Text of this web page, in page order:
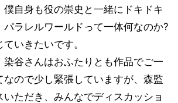
自身も役の崇史と一緒にドキドキ
パラレルワールドって一体何なのか?
いきたいです。
染谷さんはおふたりとも作品でご一
なので少し緊張していますが、森監
ただき、みんなでディスカッショ